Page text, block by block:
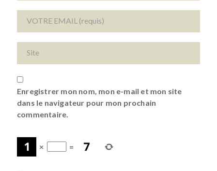
Enregistrer mon nom, mon e-mail et mon site
dans le navigateur pour mon prochain
commentaire.
× =